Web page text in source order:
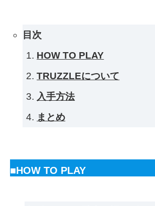
目次
HOW TO PLAY
TRUZZLEについて
入手方法
まとめ
■HOW TO PLAY